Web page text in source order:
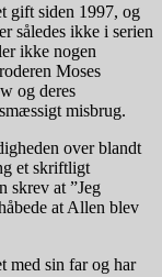
gift siden 1997, og
således ikke i serien
ikke nogen
Moses
og deres
misbrug.
over blandt
et skriftligt
skrev at ”Jeg
at Allen blev
med sin far og har